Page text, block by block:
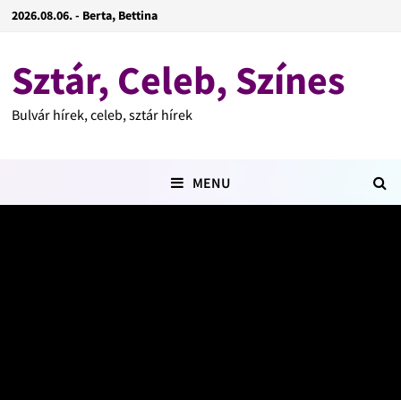
2026.08.06. - Berta, Bettina
Sztár, Celeb, Színes
Bulvár hírek, celeb, sztár hírek
MENU